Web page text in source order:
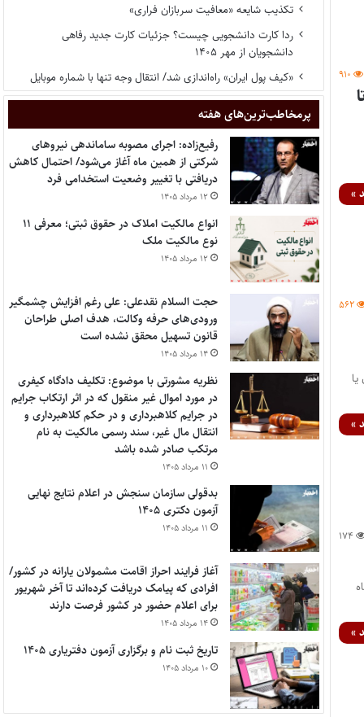
۹۱۰
»
۵۶۲
»
۱۷۴
»
تکذیب شایعه «معافیت سربازان فراری»
ردا کارت دانشجویی چیست؟ جزئیات کارت جدید رفاهی
دانشجویان از مهر ۱۴۰۵
«کیف پول ایران» راه‌اندازی شد/ انتقال وجه تنها با شماره موبایل
پر‌مخاطب‌ترین‌های هفته
رفیع‌زاده: اجرای مصوبه ساماندهی نیروهای
شرکتی از همین ماه آغاز می‌شود/ احتمال کاهش
دریافتی با تغییر وضعیت استخدامی فرد
۱۲ مرداد ۱۴۰۵
انواع مالکیت املاک در حقوق ثبتی؛ معرفی ۱۱
نوع مالکیت ملک
۱۲ مرداد ۱۴۰۵
حجت السلام نقدعلی: علی رغم افزایش چشمگیر
ورودی‌های حرفه وکالت، هدف اصلی طراحان
قانون تسهیل محقق نشده است
۱۴ مرداد ۱۴۰۵
نظریه مشورتی با موضوع: تکلیف دادگاه کیفری
در مورد اموال غیر منقول که در اثر ارتکاب جرایم
در جرایم کلاهبرداری و در حکم کلاهبرداری و
انتقال مال غیر، سند رسمی مالکیت به نام
مرتکب صادر شده باشد
۱۱ مرداد ۱۴۰۵
بدقولی سازمان سنجش در اعلام نتایج نهایی
آزمون دکتری ۱۴۰۵
۱۱ مرداد ۱۴۰۵
آغاز فرایند احراز اقامت مشمولان یارانه در کشور/
افرادی که پیامک دریافت کرده‌اند تا آخر شهریور
برای اعلام حضور در کشور فرصت دارند
۱۴ مرداد ۱۴۰۵
تاریخ ثبت نام و برگزاری آزمون دفتریاری ۱۴۰۵
۱۰ مرداد ۱۴۰۵